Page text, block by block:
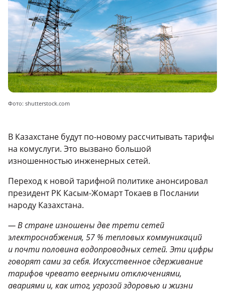
Фото: shutterstock.com
В Казахстане будут по-новому рассчитывать тарифы
на комуслуги. Это вызвано большой
изношенностью инженерных сетей.
Переход к новой тарифной политике анонсировал
президент РК Касым-Жомарт Токаев в Послании
народу Казахстана.
— В стране изношены две трети сетей
электроснабжения, 57 % тепловых коммуникаций
и почти половина водопроводных сетей. Эти цифры
говорят сами за себя. Искусственное сдерживание
тарифов чревато веерными отключениями,
авариями и, как итог, угрозой здоровью и жизни